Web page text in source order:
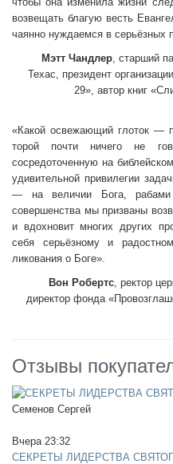
возвещать благую весть
чаянно нуждаемся в серьёзных
Мэтт Чандлер, старший
Техас, президент
29», автор книг
«Какой освежающий глоток —
торой почти ничего не
сосредоточен­ную на
удивительной привилегии
— на величии Бога,
совершенства мы при­званы
и вдохновит многих других
себя серьёзному и
ликования о Боге».
Вон Робертс, ректор
директор фонда
Отзывы
Семенов Сергей
Вчера 23:32
СЕКРЕТЫ ЛИДЕРСТВА